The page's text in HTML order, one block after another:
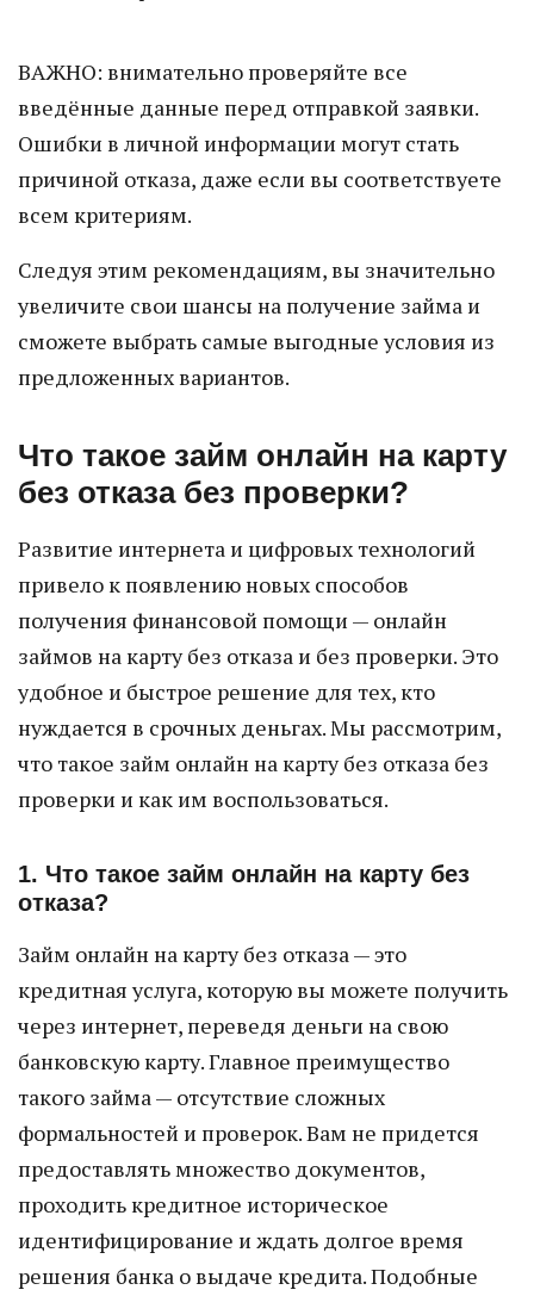
ВАЖНО: внимательно проверяйте все
введённые данные перед отправкой заявки.
Ошибки в личной информации могут стать
причиной отказа, даже если вы соответствуете
всем критериям.
Следуя этим рекомендациям, вы значительно
увеличите свои шансы на получение займа и
сможете выбрать самые выгодные условия из
предложенных вариантов.
Что такое займ онлайн на карту
без отказа без проверки?
Развитие интернета и цифровых технологий
привело к появлению новых способов
получения финансовой помощи — онлайн
займов на карту без отказа и без проверки. Это
удобное и быстрое решение для тех, кто
нуждается в срочных деньгах. Мы рассмотрим,
что такое займ онлайн на карту без отказа без
проверки и как им воспользоваться.
1. Что такое займ онлайн на карту без
отказа?
Займ онлайн на карту без отказа — это
кредитная услуга, которую вы можете получить
через интернет, переведя деньги на свою
банковскую карту. Главное преимущество
такого займа — отсутствие сложных
формальностей и проверок. Вам не придется
предоставлять множество документов,
проходить кредитное историческое
идентифицирование и ждать долгое время
решения банка о выдаче кредита. Подобные